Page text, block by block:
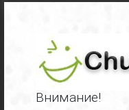
Внимание!